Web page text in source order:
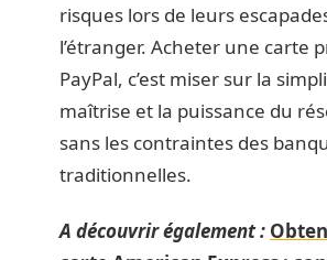
risques lors de leurs
l’étranger. Acheter une carte
PayPal, c’est miser sur la
maîtrise et la puissance du
sans les contraintes des
traditionnelles.
A découvrir également :